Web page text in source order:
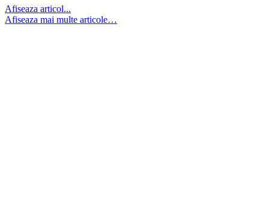
Afiseaza articol...
Afiseaza mai multe articole…